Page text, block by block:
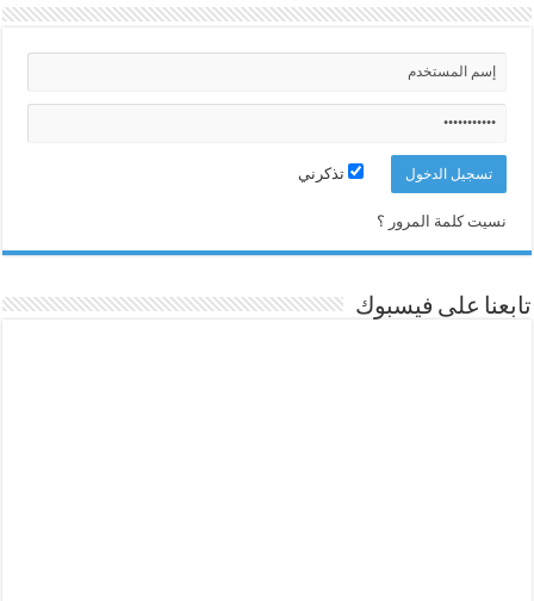
تذكرني
نسيت كلمة المرور ؟
تابعنا على فيسبوك